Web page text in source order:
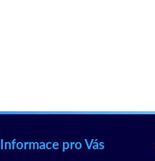
Informace pro Vás